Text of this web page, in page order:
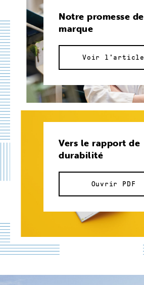
Notre promesse de
marque
Voir l'article
Vers le rapport de
durabilité
Ouvrir PDF